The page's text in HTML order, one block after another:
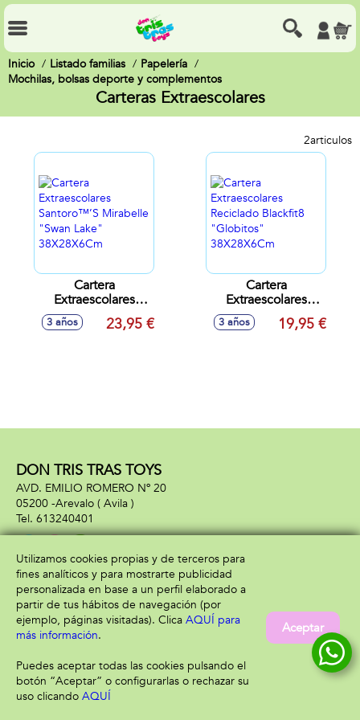
Inicio Listado familias
Papelería
Mochilas, bolsas deporte y complementos
Carteras Extraescolares
2articulos
Cartera
Extraescolares
Santoro™’S
Mirabelle "Swan
3 años 23,95 €
Cartera
Extraescolares
Reciclado Blackfit8
"Globitos"
3 años 19,95 €
Filtrar
DON TRIS TRAS TOYS
AVD. EMILIO ROMERO Nº 20
05200 -Arevalo ( Avila )
613240401
Información
Aviso legal
Política de privacidad
Política de cookies
Atención al cliente
Envío y devolución
Utilizamos cookies propias y de terceros para
fines analíticos y para mostrarte publicidad
personalizada en base a un perfil elaborado a
partir de tus hábitos de navegación (por
ejemplo, páginas visitadas). Clica AQUÍ para
más información.
Puedes aceptar todas las cookies pulsando el
botón “Aceptar” o configurarlas o rechazar su
uso clicando AQUÍ
Aceptar